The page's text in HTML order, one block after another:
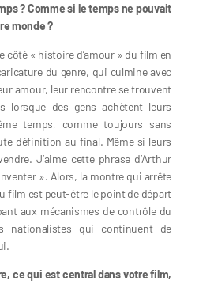
? Comme si le temps ne pouvait
monde ?
côté « histoire d’amour » du film en
du genre, qui culmine avec
amour, leur rencontre se trouvent
lorsque des gens achètent leurs
temps, comme toujours sans
définition au final. Même si leurs
J’aime cette phrase d’Arthur
». Alors, la montre qui arrête
film est peut-être le point de départ
aux mécanismes de contrôle du
nationalistes qui continuent de
ce qui est central dans votre film,